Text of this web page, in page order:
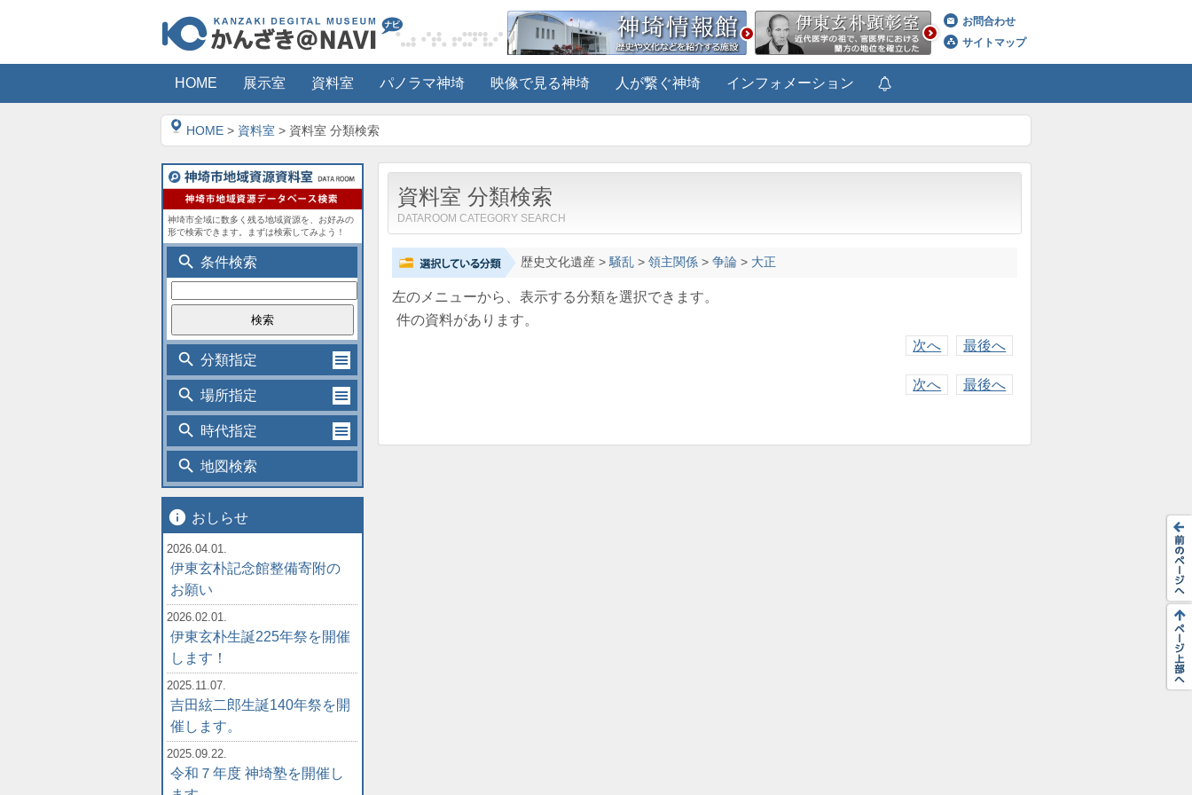
お問合わせ
サイトマップ
HOME 展示室 資料室 パノラマ神埼 映像で見る神埼 人が繋ぐ神埼 インフォメーション
HOME > 資料室 > 資料室 分類検索
資料室 分類検索
DATAROOM CATEGORY SEARCH
歴史文化遺産>騒乱> 領主関係> 争論> 大正
左のメニューから、表示する分類を選択できます。
件の資料があります。
次へ
最後へ
次へ 最後へ
神埼市全域に数多く残る地域資源を、お好みの
形で検索できます。まずは検索してみよう！
search 条件検索
search 分類指定
search 場所指定
search 時代指定
search 地図検索
info おしらせ
2026.04.01.
伊東玄朴記念館整備寄附の
お願い
2026.02.01.
伊東玄朴生誕225年祭を開催
します！
2025.11.07.
吉田絃二郎生誕140年祭を開
催します。
2025.09.22.
令和７年度 神埼塾を開催し